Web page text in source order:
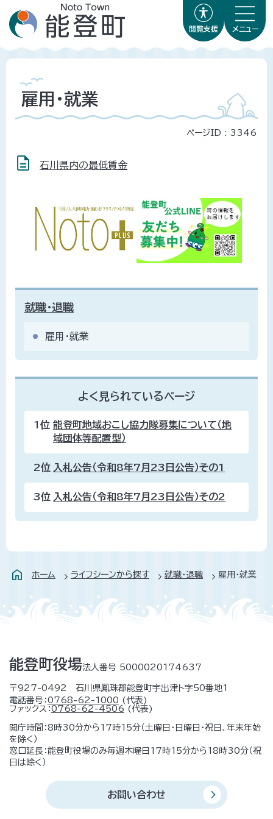
閲覧支援 メニュー
雇用・就業
ページID : 3346
石川県内の最低賃金
就職・退職
雇用・就業
よく見られているページ
1位 能登町地域おこし協力隊募集について（地
域団体等配置型）
2位 入札公告（令和8年7月23日公告）その1
3位 入札公告（令和8年7月23日公告）その2
ホーム ライフシーンから探す 就職・退職 雇用・就業
能登町役場法人番号 5000020174637
〒927-0492 石川県鳳珠郡能登町宇出津ト字50番地1
電話番号：0768-62-1000 (代表)
ファックス：0768-62-4506 (代表)
開庁時間：8時30分から17時15分（土曜日・日曜日・祝日、年末年始
を除く）
窓口延長：能登町役場のみ毎週木曜日17時15分から18時30分（祝
日は除く）
お問い合わせ